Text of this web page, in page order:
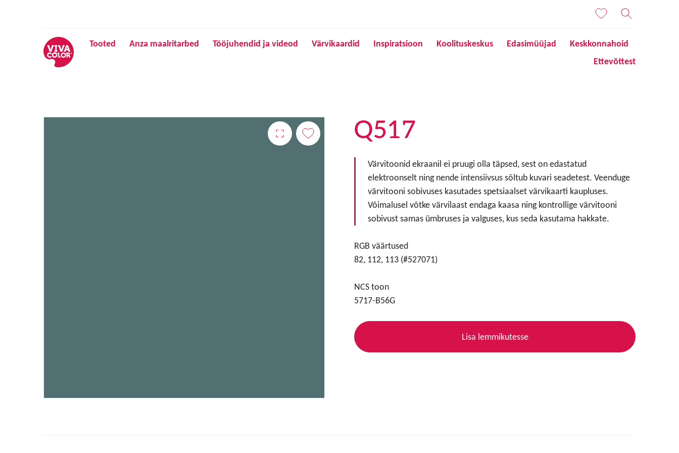
Tooted Anza maalritarbed Tööjuhendid ja videod Värvikaardid Inspiratsioon Koolituskeskus Edasimüüjad
Keskkonnahoid
Ettevõttest
Q517
Värvitoonid ekraanil ei pruugi olla täpsed, sest on edastatud
elektroonselt ning nende intensiivsus sõltub kuvari seadetest. Veenduge
värvitooni sobivuses kasutades spetsiaalset värvikaarti kaupluses.
Võimalusel võtke värvilaast endaga kaasa ning kontrollige värvitooni
sobivust samas ümbruses ja valguses, kus seda kasutama hakkate.
RGB väärtused
82, 112, 113 (#527071)
NCS toon
5717-B56G
Lisa lemmikutesse